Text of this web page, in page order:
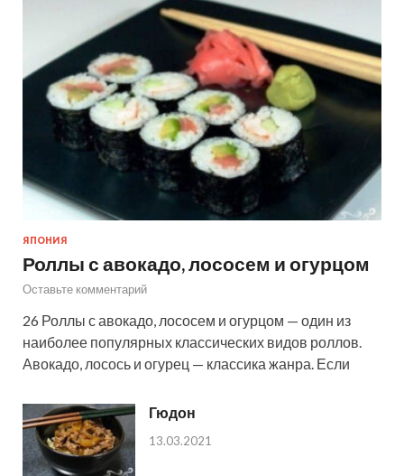
ЯПОНИЯ
Роллы с авокадо, лососем и огурцом
Оставьте комментарий
26 Роллы с авокадо, лососем и огурцом — один из
наиболее популярных классических видов роллов.
Авокадо, лосось и огурец — классика жанра. Если
Гюдон
13.03.2021